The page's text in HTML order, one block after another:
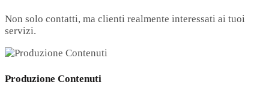
Non solo contatti, ma clienti realmente interessati ai tuoi
servizi.
Produzione Contenuti